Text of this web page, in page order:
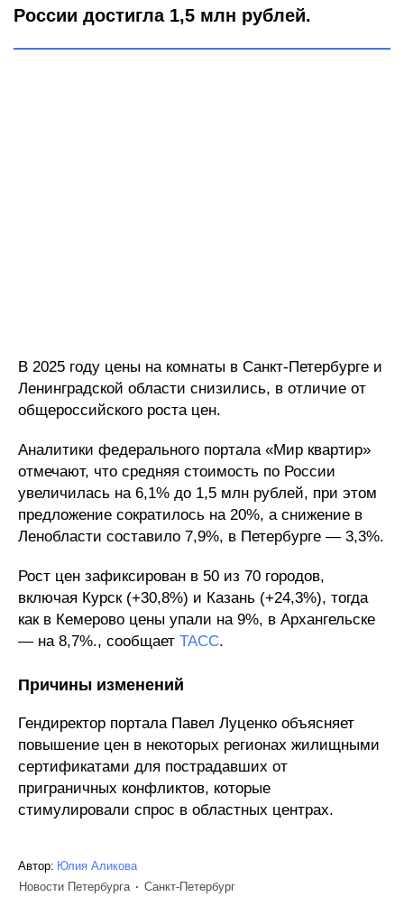
России достигла 1,5 млн рублей.
В 2025 году цены на комнаты в Санкт-Петербурге и
Ленинградской области снизились, в отличие от
общероссийского роста цен.
Аналитики федерального портала «Мир квартир»
отмечают, что средняя стоимость по России
увеличилась на 6,1% до 1,5 млн рублей, при этом
предложение сократилось на 20%, а снижение в
Ленобласти составило 7,9%, в Петербурге — 3,3%.​
Рост цен зафиксирован в 50 из 70 городов,
включая Курск (+30,8%) и Казань (+24,3%), тогда
как в Кемерово цены упали на 9%, в Архангельске
— на 8,7%., сообщает ТАСС.
Причины изменений
Гендиректор портала Павел Луценко объясняет
повышение цен в некоторых регионах жилищными
сертификатами для пострадавших от
приграничных конфликтов, которые
стимулировали спрос в областных центрах.​
Автор: Юлия Аликова
Новости Петербурга
Санкт-Петербург